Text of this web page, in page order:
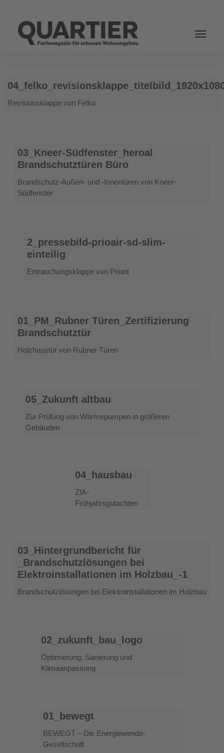
04_felko_revisionsklappe_titelbild_1920x1080
Revisionsklappe von Felko
03_Kneer-
Südfenster_heroal
Brandschutztüren
Büro
03_Kneer-Südfenster_heroal
Brandschutztüren Büro
Brandschutz-Außen- und -Innentüren von Kneer-
Südfenster
2_pressebild-
prioair-
sd-
slim-
2_pressebild-prioair-sd-slim-
einteilig
Entrauchungsklappe von Priorit
01_PM_Rubner
Türen_Zertifizierung
Brandschutztür
01_PM_Rubner Türen_Zertifizierung
Brandschutztür
Holzhaustür von Rubner Türen
05_Zukunft
altbau
05_Zukunft altbau
Zur Prüfung von Wärmepumpen in größeren
Gebäuden
04_hausbau
04_hausbau
ZIA-
Frühjahrsgutachten
03_Hintergrundbericht
für
_Brandschutzlösungen
bei
Elektroinstallationen
03_Hintergrundbericht für
_Brandschutzlösungen bei
Elektroinstallationen im Holzbau_-1
Brandschutzlösungen bei Elektroinstallationen im Holzbau
02_zukunft_bau_logo
02_zukunft_bau_logo
Optimierung, Sanierung und
Klimaanpassung
01_bewegt
01_bewegt
BEWEGT – Die Energiewende-
Gesellschaft